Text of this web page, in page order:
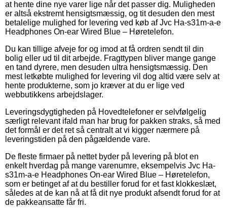
at hente dine nye varer lige når det passer dig. Muligheden
er altså ekstremt hensigtsmæssig, og tit desuden den mest
betalelige mulighed for levering ved køb af Jvc Ha-s31m-a-e
Headphones On-ear Wired Blue – Høretelefon.
Du kan tillige afveje for og imod at få ordren sendt til din
bolig eller ud til dit arbejde. Fragttypen bliver mange gange
en tand dyrere, men desuden ultra hensigtsmæssig. Den
mest letkøbte mulighed for levering vil dog altid være selv at
hente produkterne, som jo kræver at du er lige ved
webbutikkens arbejdslager.
Leveringsdygtigheden på Hovedtelefoner er selvfølgelig
særligt relevant ifald man har brug for pakken straks, så med
det formål er det ret så centralt at vi kigger nærmere på
leveringstiden på den pågældende vare.
De fleste firmaer på nettet byder på levering på blot en
enkelt hverdag på mange varenumre, eksempelvis Jvc Ha-
s31m-a-e Headphones On-ear Wired Blue – Høretelefon,
som er betinget af at du bestiller forud for et fast klokkeslæt,
således at de kan nå at få dit nye produkt afsendt forud for at
de pakkeansatte får fri.